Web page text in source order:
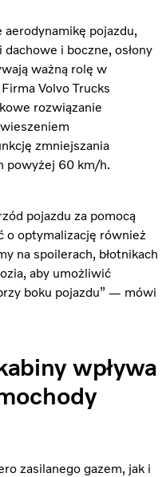
pojazdu,
i boczne, osłony
ważną rolę w
Volvo Trucks
rozwiązanie
zmniejszania
powyżej 60 km/h.
pojazdu za pomocą
o optymalizację również
na spoilerach, błotnikach
aby umożliwić
boku pojazdu” — mówi
wpływa
zasilanego gazem, jak i